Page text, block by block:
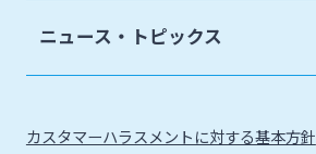
ニュース・トピックス
カスタマーハラスメントに対する基本方針